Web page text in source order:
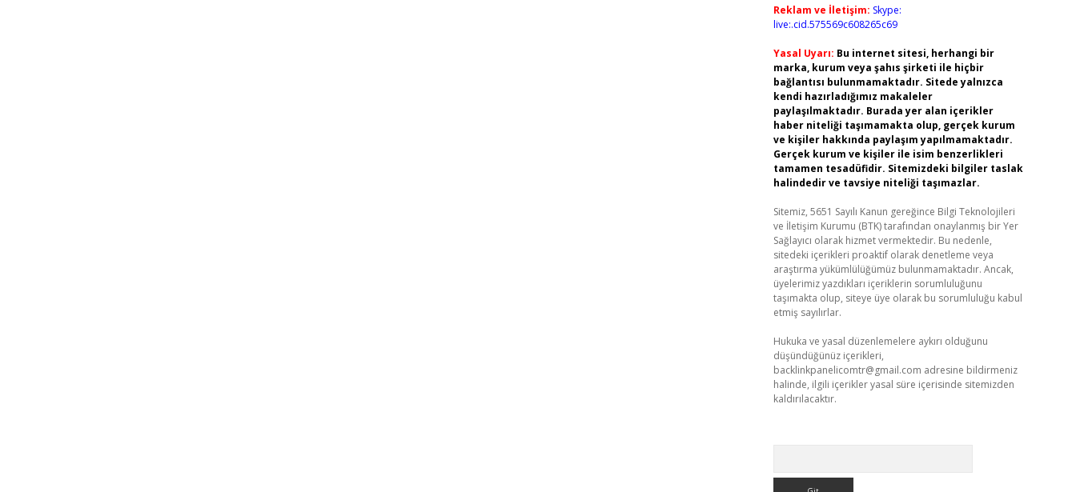
Reklam ve İletişim: Skype:
live:.cid.575569c608265c69
Yasal Uyarı: Bu internet sitesi, herhangi bir
marka, kurum veya şahıs şirketi ile hiçbir
bağlantısı bulunmamaktadır. Sitede yalnızca
kendi hazırladığımız makaleler
paylaşılmaktadır. Burada yer alan içerikler
haber niteliği taşımamakta olup, gerçek kurum
ve kişiler hakkında paylaşım yapılmamaktadır.
Gerçek kurum ve kişiler ile isim benzerlikleri
tamamen tesadüfidir. Sitemizdeki bilgiler taslak
halindedir ve tavsiye niteliği taşımazlar.
Sitemiz, 5651 Sayılı Kanun gereğince Bilgi Teknolojileri
ve İletişim Kurumu (BTK) tarafından onaylanmış bir Yer
Sağlayıcı olarak hizmet vermektedir. Bu nedenle,
sitedeki içerikleri proaktif olarak denetleme veya
araştırma yükümlülüğümüz bulunmamaktadır. Ancak,
üyelerimiz yazdıkları içeriklerin sorumluluğunu
taşımakta olup, siteye üye olarak bu sorumluluğu kabul
etmiş sayılırlar.
Hukuka ve yasal düzenlemelere aykırı olduğunu
düşündüğünüz içerikleri,
backlinkpanelicomtr@gmail.com adresine bildirmeniz
halinde, ilgili içerikler yasal süre içerisinde sitemizden
kaldırılacaktır.